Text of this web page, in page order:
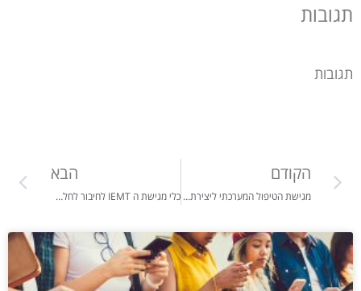
תגובות
תגובות
הקודם
מגישת הטיפול המערכתי ליצירת קשרים מיטיבים – "אדם זקוק ביום ל-4 חיבוקים כדי לשרוד, 8 חיבוקים כדי לחיות ו-12 חיבוקים כדי לצמוח" / ורגיניה סאטיר
הבא
כלי מגישת ה IEMT לחיבור לחלק הבריא בתוכנו